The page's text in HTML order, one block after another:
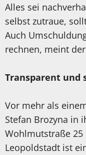
Alles sei
selbst zutraue,
Auch
rechnen, meint
Transparent und
Vor mehr als
Stefan Brozyna in
Wohlmutstraße 25
Leopoldstadt ist